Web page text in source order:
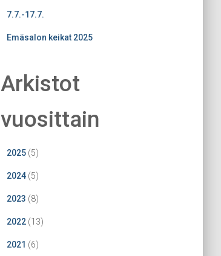
7.7.-17.7.
Emäsalon keikat 2025
Arkistot
vuosittain
2025(5)
2024(5)
2023 (8)
2022(13)
2021 (6)